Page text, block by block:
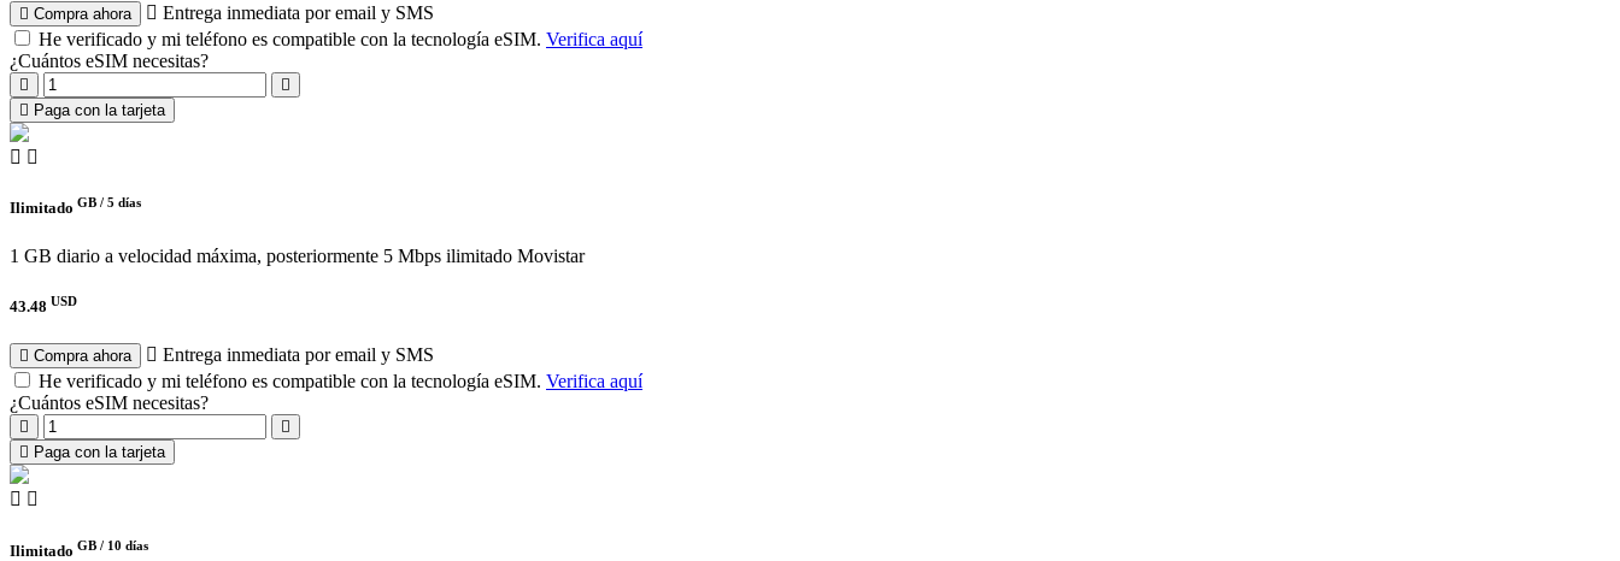
Compra ahora
Entrega inmediata por email y SMS
He verificado y mi teléfono es compatible con la tecnología eSIM. Verifica aquí
¿Cuántos eSIM necesitas?
Paga con la tarjeta
Ilimitado GB / 5 días
1 GB diario a velocidad máxima, posteriormente 5 Mbps ilimitado Movistar
43.48 USD
Compra ahora
Entrega inmediata por email y SMS
He verificado y mi teléfono es compatible con la tecnología eSIM. Verifica aquí
¿Cuántos eSIM necesitas?
Paga con la tarjeta
Ilimitado GB / 10 días